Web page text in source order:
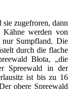
zugefroren, dann
Kähne werden von
nur Sumpfland. Die
durch die flache
Błota, „die
Spreewald in der
ist bis zu 16
obere Spreewald